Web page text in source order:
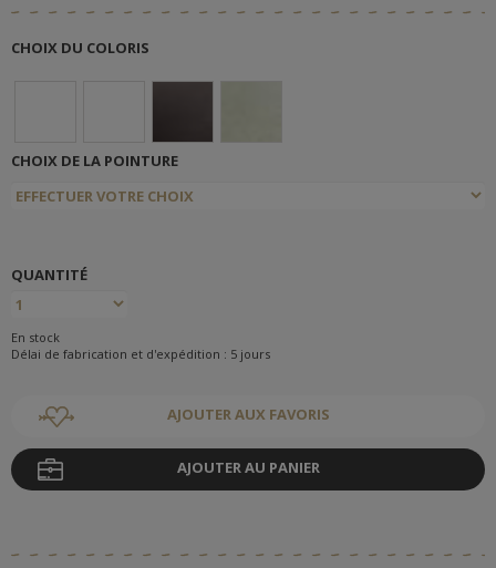
CHOIX DU COLORIS
CHOIX DE LA POINTURE
QUANTITÉ
En stock
Délai de fabrication et d'expédition : 5 jours
AJOUTER AUX FAVORIS
AJOUTER AU PANIER